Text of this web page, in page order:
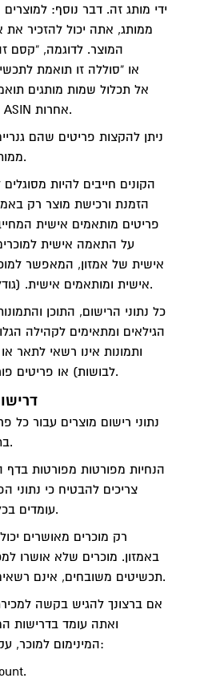
ידי מותג זה. דבר נוסף:
ממותג, אתה יכול להזכיר את
המוצר. לדוגמה, “קסם
מותג, מונחי חיפוש או תכונות ASIN אחרות.
ניתן להקצות פריטים שהם
ממותגים” או “גנריים” כשם המותג.
הקונים חייבים להיות
הזמנת ורכישת מוצר רק
פריטים מותאמים אישית
על התאמה אישית
אישית של אמזון, המאפשר
אישית ומותאמים אישית. (גודל טבעת, שרשרת, צמיד ועוד).
כל נתוני הרישום, התוכן
הגילאים ומתאימים לקהילה
ותמונות אינו רשאי לתאר
לבושות) או פריטים פורנוגרפיים, מגונים או פוגעניים.
נתוני רישום מוצרים עבור כל
בתקנים הספציפיים לתכשיטים.
הנחיות מפורטות מפורטות בדף
צריכים להבטיח כי
עומדים בכל התקנים המתוארים בדף זה.
רק מוכרים מאושרים
באמזון. מוכרים שלא אושרו
תכשיטים משובחים, אינם רשאים להציע פריטים אלה באמזון.
אם ברצונך להגיש בקשה
ואתה עומד בדרישות
המינימום למוכר, עקוב אחר שלבי היישום שלהלן: